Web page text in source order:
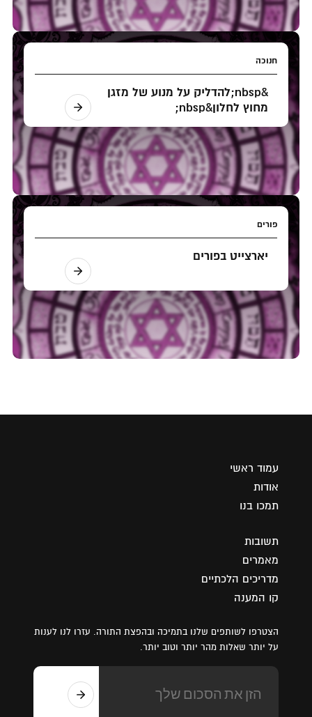
חנוכה
&nbsp;להדליק על מנוע של מזגן
מחוץ לחלון&nbsp;
פורים
יארצייט בפורים
עמוד ראשי
אודות
תמכו בנו
תשובות
מאמרים
מדריכים הלכתיים
קו המענה
הצטרפו לשותפים שלנו בתמיכה ובהפצת התורה. עזרו לנו לענות
על יותר שאלות מהר יותר וטוב יותר.